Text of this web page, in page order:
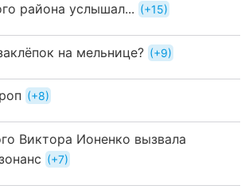
района услышал...
+15
на мельнице? +9
+8
Виктора Ионенко вызвала
+7